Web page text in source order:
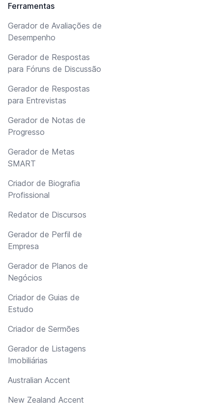
Ferramentas
Gerador de Avaliações de
Desempenho
Gerador de Respostas
para Fóruns de Discussão
Gerador de Respostas
para Entrevistas
Gerador de Notas de
Progresso
Gerador de Metas
SMART
Criador de Biografia
Profissional
Redator de Discursos
Gerador de Perfil de
Empresa
Gerador de Planos de
Negócios
Criador de Guias de
Estudo
Criador de Sermões
Gerador de Listagens
Imobiliárias
Australian Accent
New Zealand Accent